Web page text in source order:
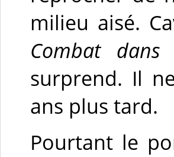
milieu aisé.
Combat dans
surprend. Il
ans plus tard.
Pourtant le